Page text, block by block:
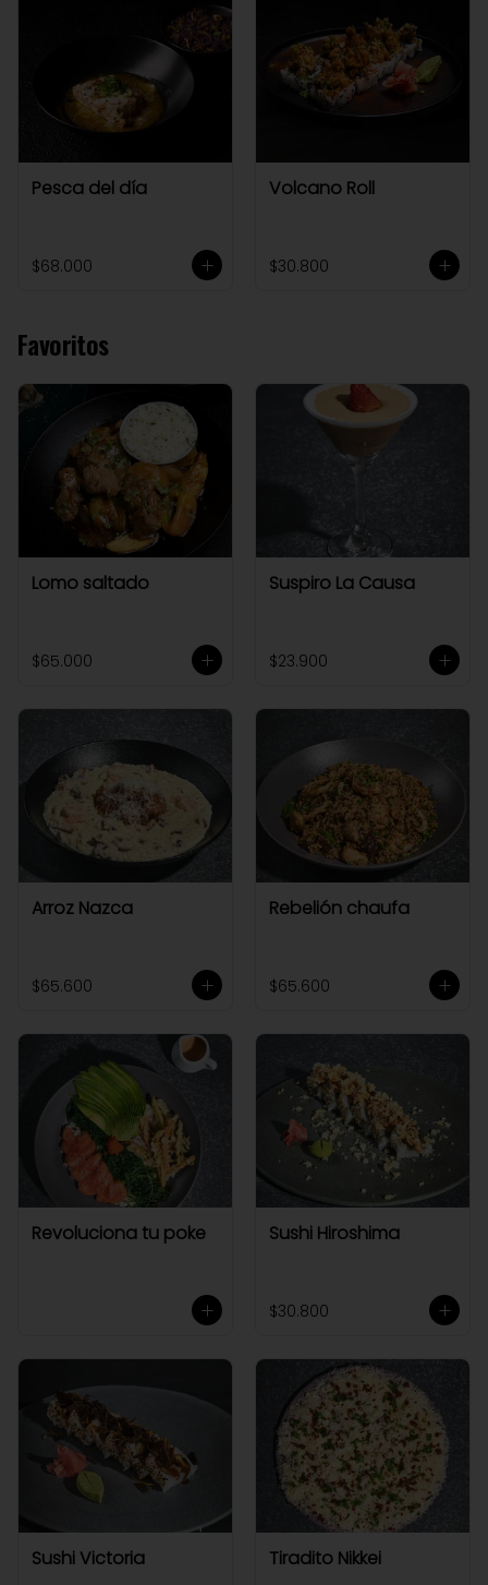
Pesca del día
$68.000
Volcano Roll
$30.800
Favoritos
Lomo saltado
$65.000
Suspiro La Causa
$23.900
Arroz Nazca
$65.600
Rebelión chaufa
$65.600
Revoluciona tu poke Sushi Hiroshima
$30.800
Sushi Victoria Tiradito Nikkei